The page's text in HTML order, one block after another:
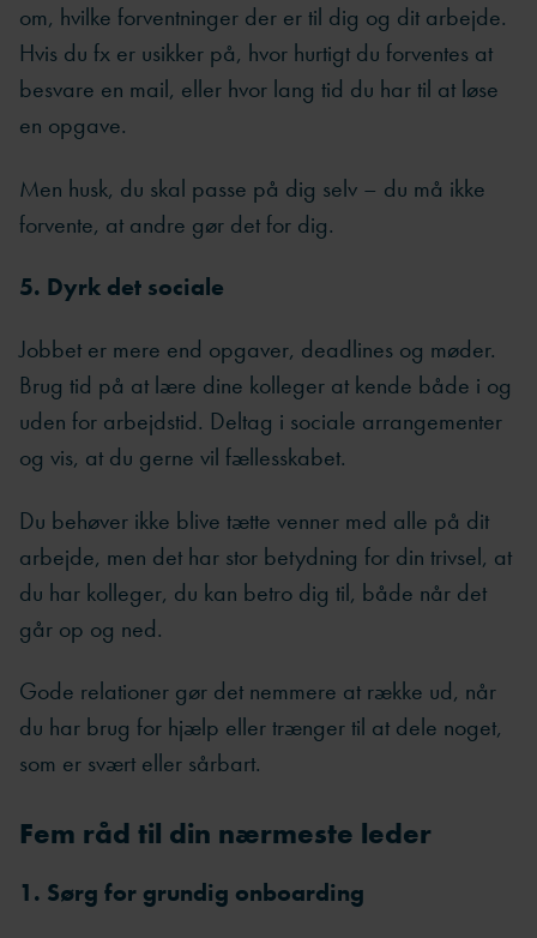
om, hvilke forventninger der er til dig og dit arbejde.
Hvis du fx er usikker på, hvor hurtigt du forventes at
besvare en mail, eller hvor lang tid du har til at løse
en opgave.
Men husk, du skal passe på dig selv – du må ikke
forvente, at andre gør det for dig.
5. Dyrk det sociale
Jobbet er mere end opgaver, deadlines og møder.
Brug tid på at lære dine kolleger at kende både i og
uden for arbejdstid. Deltag i sociale arrangementer
og vis, at du gerne vil fællesskabet.
Du behøver ikke blive tætte venner med alle på dit
arbejde, men det har stor betydning for din trivsel, at
du har kolleger, du kan betro dig til, både når det
går op og ned.
Gode relationer gør det nemmere at række ud, når
du har brug for hjælp eller trænger til at dele noget,
som er svært eller sårbart.
Fem råd til din nærmeste leder
1. Sørg for grundig onboarding